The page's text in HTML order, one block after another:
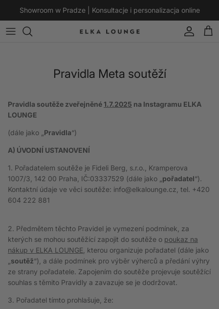
Showroom w Pradze | Konsultacje i personalizacja online
Účet
Pravidla Meta soutěží
Pravidla soutěže zveřejněné 1.7.2025 na Instagramu ELKA
LOUNGE
(dále jako „Pravidla“)
A) ÚVODNÍ USTANOVENÍ
1. Pořadatelem soutěže je Fideli Berg, s.r.o., Kramperova
1007/3, 142 00 Praha, IČ:03337529 (dále jako „pořadatel“).
Kontaktní údaje ve věci soutěže: info@elkalounge.cz, tel. +420
604 222 881
2. Předmětem těchto Pravidel je vymezení podmínek, za
kterých se mohou soutěžící zapojit do soutěže o poukaz na
nákup v ELKA LOUNGE, kterou organizuje pořadatel (dále jako
„soutěž“), a dále podmínek pro výběr výherců a předání výhry
ze strany pořadatele. Zapojením do soutěže projevuje soutěžící
souhlas s těmito Pravidly a zavazuje se je dodržovat.
3. Pořadatel tímto prohlašuje, že: